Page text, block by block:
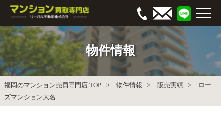
物件情報
福岡のマンション売買専門店 TOP 物件情報 販売実績
ロー
ズマンション大名